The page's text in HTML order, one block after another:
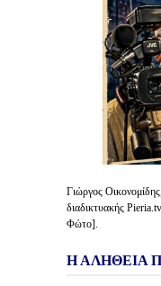
Γιώργος
διαδικτυακής
Φώτο].
Η ΑΛΗΘΕΙΑ